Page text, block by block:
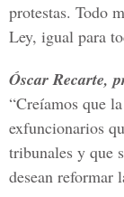
protestas. Todo
Ley, igual para
Óscar Recarte,
“Creíamos que
exfuncionarios
tribunales y que
desean reformar